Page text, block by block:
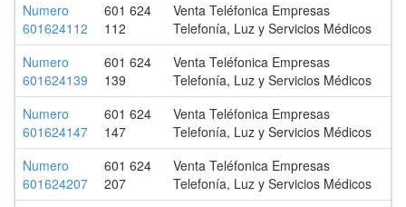
Numero
601624112
601 624
112
Venta Teléfonica Empresas
Telefonía, Luz y Servicios Médicos
Numero
601624139
601 624
139
Venta Teléfonica Empresas
Telefonía, Luz y Servicios Médicos
Numero
601624147
601 624
147
Venta Teléfonica Empresas
Telefonía, Luz y Servicios Médicos
Numero
601624207
601 624
207
Venta Teléfonica Empresas
Telefonía, Luz y Servicios Médicos